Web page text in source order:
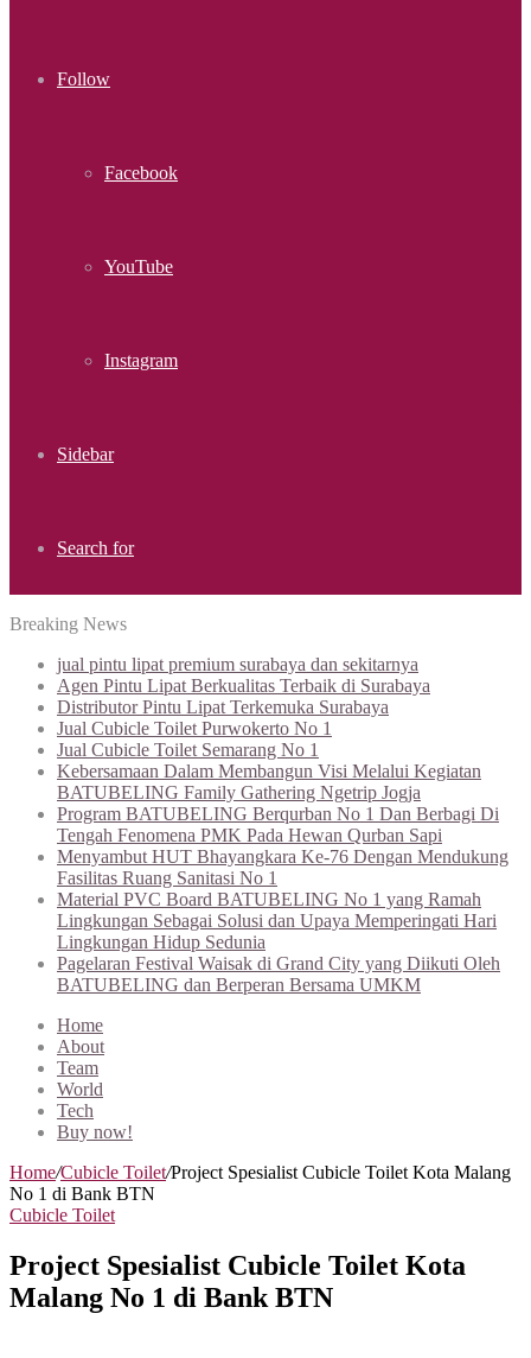
Follow
Facebook
YouTube
Instagram
Sidebar
Search for
Breaking News
jual pintu lipat premium surabaya dan sekitarnya
Agen Pintu Lipat Berkualitas Terbaik di Surabaya
Distributor Pintu Lipat Terkemuka Surabaya
Jual Cubicle Toilet Purwokerto No 1
Jual Cubicle Toilet Semarang No 1
Kebersamaan Dalam Membangun Visi Melalui Kegiatan
BATUBELING Family Gathering Ngetrip Jogja
Program BATUBELING Berqurban No 1 Dan Berbagi Di
Tengah Fenomena PMK Pada Hewan Qurban Sapi
Menyambut HUT Bhayangkara Ke-76 Dengan Mendukung
Fasilitas Ruang Sanitasi No 1
Material PVC Board BATUBELING No 1 yang Ramah
Lingkungan Sebagai Solusi dan Upaya Memperingati Hari
Lingkungan Hidup Sedunia
Pagelaran Festival Waisak di Grand City yang Diikuti Oleh
BATUBELING dan Berperan Bersama UMKM
Home
About
Team
World
Tech
Buy now!
Home/Cubicle Toilet/Project Spesialist Cubicle Toilet Kota Malang
No 1 di Bank BTN
Cubicle Toilet
Project Spesialist Cubicle Toilet Kota
Malang No 1 di Bank BTN